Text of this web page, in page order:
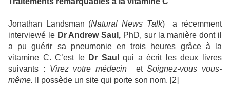
Jonathan Landsman (Natural News Talk) a récemment
interviewé le Dr Andrew Saul, PhD, sur la manière dont il
a pu guérir sa pneumonie en trois heures grâce à la
vitamine C. C’est le Dr Saul
qui a écrit les deux livres
suivants : Virez votre médecin etSoignez-vous vous-
même. Il possède un site qui porte son nom. [2]